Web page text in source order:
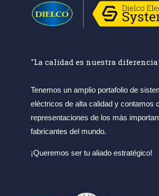
"La calidad es nuestra
Tenemos un amplio portafolio de
eléctricos de alta calidad y contamos
representaciones de los más
fabricantes del mundo.
¡Queremos ser tu aliado estratégico!